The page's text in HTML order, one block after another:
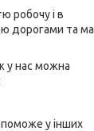
робочу і в
дорогами та
у нас можна
у інших